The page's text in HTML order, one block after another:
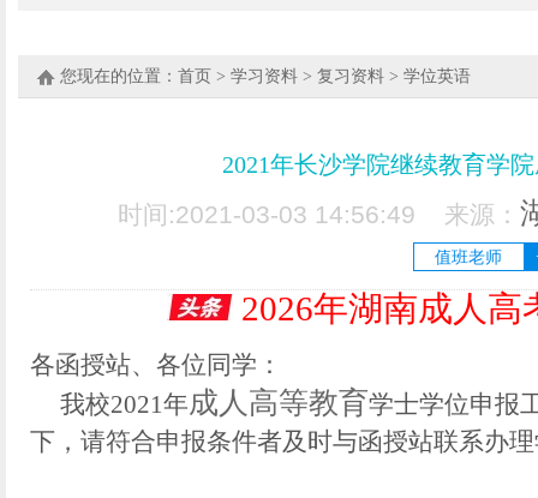
您现在的位置： 首页 > 学习资料 > 复习资料 > 学位英语
2021年长沙学院继续教育学
时间:2021-03-03 14:56:49 来源：
值班老师
2026年湖南成人高
各函授站、各位同学：
我校2021年成人高等教育学士学位申报
下，请符合申报条件者及时与函授站联系办